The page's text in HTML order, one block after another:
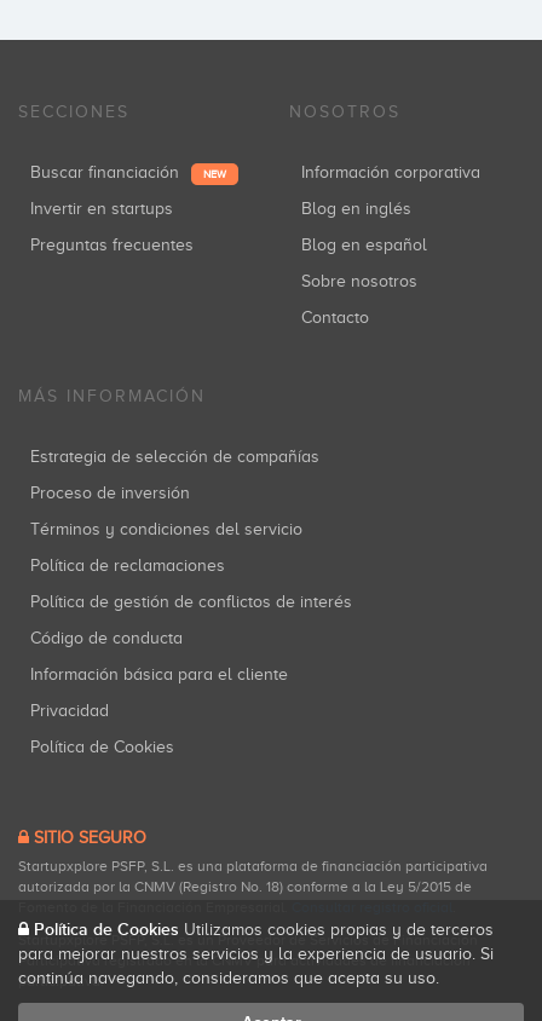
SECCIONES
Buscar financiación NEW
Invertir en startups
Preguntas frecuentes
NOSOTROS
Información corporativa
Blog en inglés
Blog en español
Sobre nosotros
Contacto
MÁS INFORMACIÓN
Estrategia de selección de compañías
Proceso de inversión
Términos y condiciones del servicio
Política de reclamaciones
Política de gestión de conflictos de interés
Código de conducta
Información básica para el cliente
Privacidad
Política de Cookies
SITIO SEGURO
Startupxplore PSFP, S.L. es una plataforma de financiación participativa
autorizada por la CNMV (Registro No. 18) conforme a la Ley 5/2015 de
Startupxplore PSFP, S.L. es un Proveedor de Servicios de Financiación
Participativa registrado en la CNMV para actividades de financiación
participativa.
Política de Cookies Utilizamos cookies propias y de terceros
para mejorar nuestros servicios y la experiencia de usuario. Si
continúa navegando, consideramos que acepta su uso.